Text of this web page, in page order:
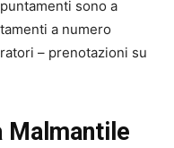
sono a
a numero
– prenotazioni su
Malmantile